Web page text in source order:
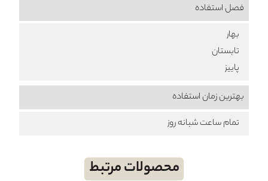
فصل استفاده
بهار
تابستان
پاییز
بهترین زمان استفاده
تمام ساعت شبانه روز
محصولات مرتبط